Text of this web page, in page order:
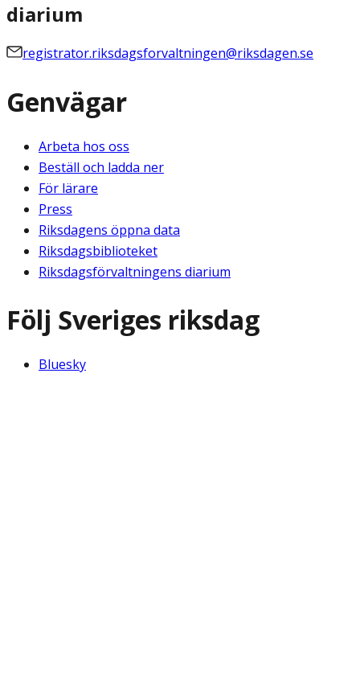
diarium
registrator.riksdagsforvaltningen@riksdagen.se
Genvägar
Arbeta hos oss
Beställ och ladda ner
För lärare
Press
Riksdagens öppna data
Riksdagsbiblioteket
Riksdagsförvaltningens diarium
Följ Sveriges riksdag
Bluesky